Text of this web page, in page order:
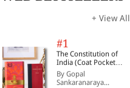
+ View All
#1
The Constitution of
India (Coat Pocket
Edition)
By Gopal
Sankaranaraya...